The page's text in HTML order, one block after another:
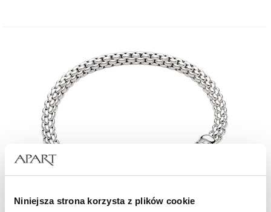
Niniejsza strona korzysta z plików cookie